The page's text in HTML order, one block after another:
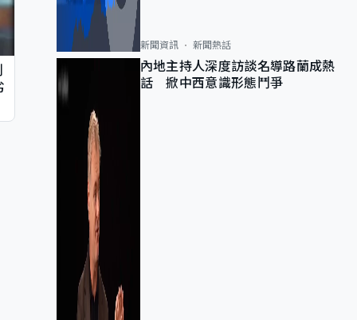
新聞資訊 新聞熱話
內地主持人深度訪談名導路蘭成熱
話 掀中西意識形態鬥爭